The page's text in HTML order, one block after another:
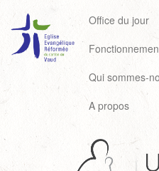
Office du jour
Qui sommes-
A propos